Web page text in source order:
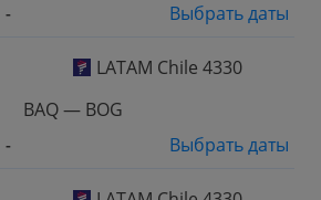
-
Выбрать даты
LATAM Chile 4330
BAQ — BOG
-
Выбрать даты